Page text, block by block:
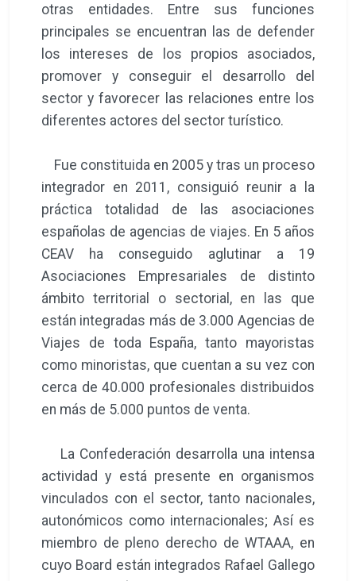
otras entidades. Entre sus funciones
principales se encuentran las de defender
los intereses de los propios asociados,
promover y conseguir el desarrollo del
sector y favorecer las relaciones entre los
diferentes actores del sector turístico.
Fue constituida en 2005 y tras un proceso
integrador en 2011, consiguió reunir a la
práctica totalidad de las asociaciones
españolas de agencias de viajes. En 5 años
CEAV ha conseguido aglutinar a 19
Asociaciones Empresariales de distinto
ámbito territorial o sectorial, en las que
están integradas más de 3.000 Agencias de
Viajes de toda España, tanto mayoristas
como minoristas, que cuentan a su vez con
cerca de 40.000 profesionales distribuidos
en más de 5.000 puntos de venta.
La Confederación desarrolla una intensa
actividad y está presente en organismos
vinculados con el sector, tanto nacionales,
autonómicos como internacionales; Así es
miembro de pleno derecho de WTAAA, en
cuyo Board están integrados Rafael Gallego